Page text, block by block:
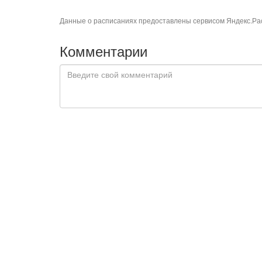
Данные о расписаниях предоставлены сервисом
Комментарии